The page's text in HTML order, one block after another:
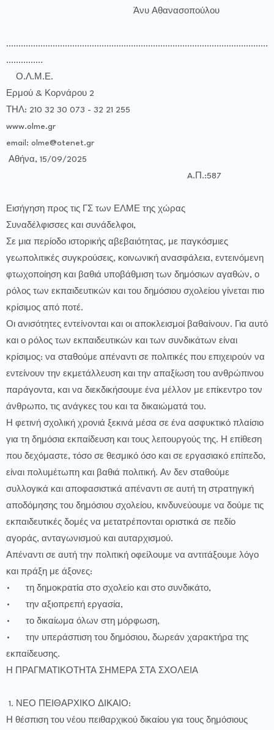
Άνυ Αθανασοπούλου
...........................................................................................................
...............
Ο.Λ.Μ.Ε.
Ερμού & Κορνάρου 2
ΤΗΛ: 210 32 30 073 - 32 21 255
www.olme.gr
email: olme@otenet.gr
Αθήνα, 15/09/2025
A.Π.:587
Εισήγηση προς τις ΓΣ των ΕΛΜΕ της χώρας
Συναδέλφισσες και συνάδελφοι,
Σε μια περίοδο ιστορικής αβεβαιότητας, με παγκόσμιες
γεωπολιτικές συγκρούσεις, κοινωνική ανασφάλεια, εντεινόμενη
φτωχοποίηση και βαθιά υποβάθμιση των δημόσιων αγαθών, ο
ρόλος των εκπαιδευτικών και του δημόσιου σχολείου γίνεται πιο
κρίσιμος από ποτέ.
Οι ανισότητες εντείνονται και οι αποκλεισμοί βαθαίνουν. Για αυτό
και ο ρόλος των εκπαιδευτικών και των συνδικάτων είναι
κρίσιμος: να σταθούμε απέναντι σε πολιτικές που επιχειρούν να
εντείνουν την εκμετάλλευση και την απαξίωση του ανθρώπινου
παράγοντα, και να διεκδικήσουμε ένα μέλλον με επίκεντρο τον
άνθρωπο, τις ανάγκες του και τα δικαιώματά του.
Η φετινή σχολική χρονιά ξεκινά μέσα σε ένα ασφυκτικό πλαίσιο
για τη δημόσια εκπαίδευση και τους λειτουργούς της. Η επίθεση
που δεχόμαστε, τόσο σε θεσμικό όσο και σε εργασιακό επίπεδο,
είναι πολυμέτωπη και βαθιά πολιτική. Αν δεν σταθούμε
συλλογικά και αποφασιστικά απέναντι σε αυτή τη στρατηγική
αποδόμησης του δημόσιου σχολείου, κινδυνεύουμε να δούμε τις
εκπαιδευτικές δομές να μετατρέπονται οριστικά σε πεδίο
αγοράς, ανταγωνισμού και αυταρχισμού.
Απέναντι σε αυτή την πολιτική οφείλουμε να αντιτάξουμε λόγο
και πράξη με άξονες:
•
τη δημοκρατία στο σχολείο και στο συνδικάτο,
•
την αξιοπρεπή εργασία,
•
το δικαίωμα όλων στη μόρφωση,
•
την υπεράσπιση του δημόσιου, δωρεάν χαρακτήρα της
εκπαίδευσης.
Η ΠΡΑΓΜΑΤΙΚΟΤΗΤΑ ΣΗΜΕΡΑ ΣΤΑ ΣΧΟΛΕΙΑ
1. ΝΕΟ ΠΕΙΘΑΡΧΙΚΟ ΔΙΚΑΙΟ:
Η θέσπιση του νέου πειθαρχικού δικαίου για τους δημόσιους